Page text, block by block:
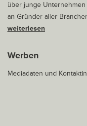
über junge
an Gründer aller
weiterlesen
Werben
Mediadaten und